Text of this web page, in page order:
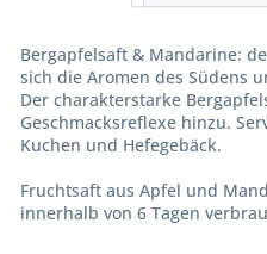
Bergapfelsaft & Mandarine:
sich die Aromen des Südens
Der charakterstarke
Geschmacksreflexe hinzu.
Kuchen und Hefegebäck.
Fruchtsaft aus Apfel und
innerhalb von 6 Tagen